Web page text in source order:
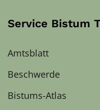
Service Bistum
Amtsblatt
Beschwerde
Bistums-Atlas